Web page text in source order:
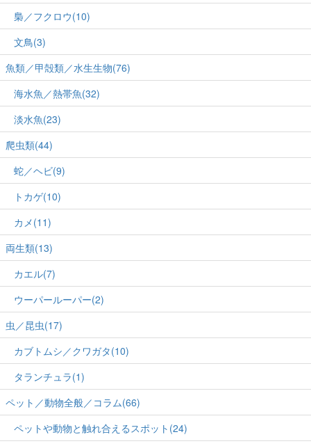
梟／フクロウ(10)
文鳥(3)
魚類／甲殻類／水生生物(76)
海水魚／熱帯魚(32)
淡水魚(23)
爬虫類(44)
蛇／ヘビ(9)
トカゲ(10)
カメ(11)
両生類(13)
カエル(7)
ウーパールーパー(2)
虫／昆虫(17)
カブトムシ／クワガタ(10)
タランチュラ(1)
ペット／動物全般／コラム(66)
ペットや動物と触れ合えるスポット(24)